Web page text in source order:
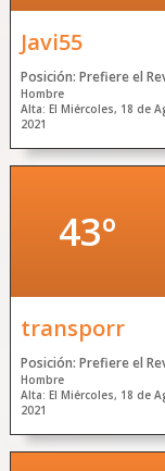
Javi55
Posición: Prefiere el
Hombre
Alta: El Miércoles, 18 de
2021
43º
transporr
Posición: Prefiere el
Hombre
Alta: El Miércoles, 18 de
2021